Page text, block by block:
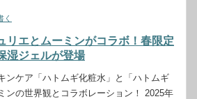
く
リエとムーミンがコラボ！春限定
湿ジェルが登場
ンケア「ハトムギ化粧水」と「ハトムギ
ンの世界観とコラボレーション！ 2025年